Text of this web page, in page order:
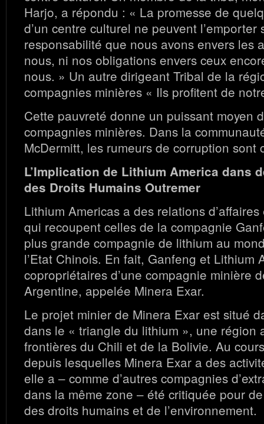
Harjo, a répondu : « La promesse de
d’un centre culturel ne peuvent l’emporter
responsabilité que nous avons envers les
nous, ni nos obligations envers ceux
nous. » Un autre dirigeant Tribal de la
compagnies minières « Ils profitent de
Cette pauvreté donne un puissant moyen
compagnies minières. Dans la
McDermitt, les rumeurs de corruption sont
L’Implication de Lithium America dans
des Droits Humains Outremer
Lithium Americas a des relations
qui recoupent celles de la compagnie
plus grande compagnie de lithium au
l’Etat Chinois. En fait, Ganfeng et Lithium
copropriétaires d’une compagnie minière
Argentine, appelée Minera Exar.
Le projet minier de Minera Exar est situé
dans le « triangle du lithium », une région
frontières du Chili et de la Bolivie. Au
depuis lesquelles Minera Exar a des
elle a – comme d’autres compagnies
dans la même zone – été critiquée pour
des droits humains et de l’environnement.